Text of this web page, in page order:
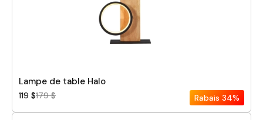
Lampe de table Halo
119 $179 $ Rabais 34%